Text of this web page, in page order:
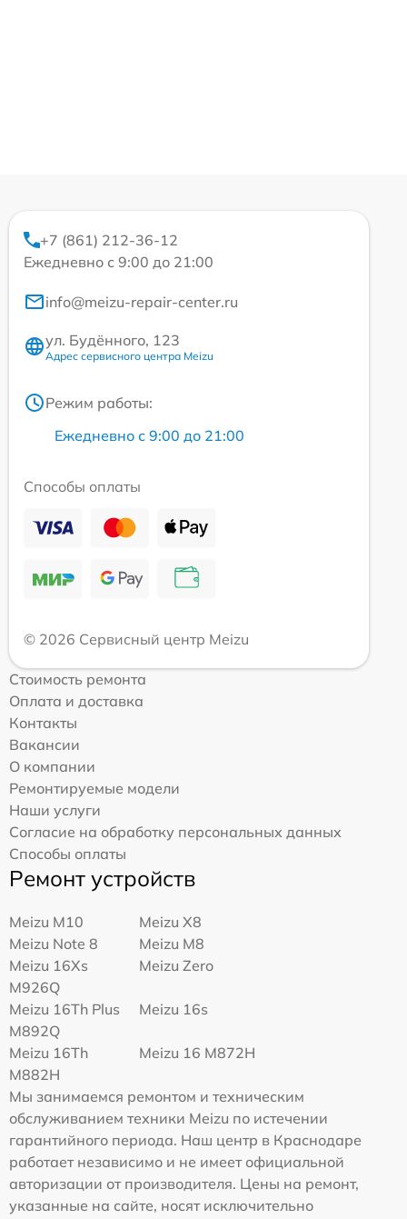
+7 (861) 212-36-12
Ежедневно с 9:00 до 21:00
info@meizu-repair-center.ru
ул. Будённого, 123
Адрес сервисного центра Meizu
Режим работы:
Ежедневно с 9:00 до 21:00
Способы оплаты
© 2026 Сервисный центр Meizu
Стоимость ремонта
Оплата и доставка
Контакты
Вакансии
О компании
Ремонтируемые модели
Наши услуги
Согласие на обработку персональных данных
Способы оплаты
Ремонт устройств
Meizu M10
Meizu X8
Meizu Note 8
Meizu M8
Meizu 16Xs
M926Q
Meizu Zero
Meizu 16Th Plus
M892Q
Meizu 16s
Meizu 16Th
M882H
Meizu 16 M872H
Мы занимаемся ремонтом и техническим
обслуживанием техники Meizu по истечении
гарантийного периода. Наш центр в Краснодаре
работает независимо и не имеет официальной
авторизации от производителя. Цены на ремонт,
указанные на сайте, носят исключительно